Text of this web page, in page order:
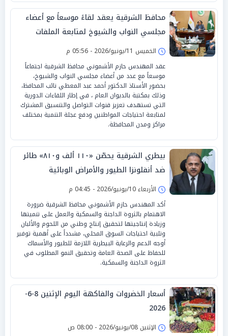
محافظ الشرقية يعقد لقاءً موسعاً مع أعضاء
مجلسي النواب والشيوخ لمتابعة الملفات
التنموية والخدمية بالمحافظة
الخميس 11/يونيو/2026 - 05:56 م
عقد المهندس حازم الأشموني محافظ الشرقية اجتماعاً
موسعاً مع عدد من أعضاء مجلسي النواب والشيوخ،
بحضور الأستاذ الدكتور أحمد عبد المعطي نائب المحافظ،
وذلك بمكتبة بالديوان العام ، في إطار اللقاءات الدورية
التي تستهدف تعزيز قنوات التواصل والتنسيق المشترك
لمتابعة احتياجات المواطنين ودفع عجلة التنمية بمختلف
مراكز ومدن المحافظة.
بيطري الشرقية يحصّن «١١٠ ألف و٨١٠» طائر
ضد أنفلونزا الطيور والأمراض الوبائية
الأربعاء 10/يونيو/2026 - 04:45 م
‏أكد المهندس حازم الأشموني محافظ الشرقية ضرورة
الاهتمام بالثروة الداجنة والسمكية والعمل على تنميتها
وزيادة إنتاجيتها لتحقيق إنتاج وطني من اللحوم والألبان
وتلبية احتياجات السوق المحلي، مشدداً على أهمية توفير
أوجه الدعم والرعاية البيطرية اللازمة للطيور والأسماك
للحفاظ على الصحة العامة وتحقيق النمو المطلوب في
الثروة الداجنة والسمكية.
أسعار الخضروات والفاكهة اليوم الإثنين 8-6-
2026
الإثنين 08/يونيو/2026 - 08:00 ص